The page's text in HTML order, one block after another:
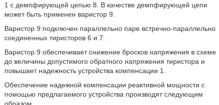
1 с демпфирующей цепью 8. В качестве демпфирующей цепи
может быть применен варистор 9.
Варистор 9 подключен параллельно паре встречно-параллельно
соединенных тиристоров 6 и 7.
Варистор 9 обеспечивает снижение бросков напряжения в схеме
до величины допустимого обратного напряжения тиристора и
повышает надежность устройства компенсации 1.
Обеспечение надежной компенсации реактивной мощности с
помощью предлагаемого устройства производят следующим